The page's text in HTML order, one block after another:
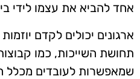
אחד להביא את עצמו לידי
ארגונים יכולים לקדם
תחושת השייכות, כמו קבוצות
שמאפשרות לעובדים מכלל